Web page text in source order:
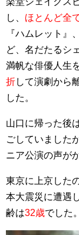
し、 ほとんど全
『ハムレット』
ど、名だたるシ
満帆な俳優人生
折して演劇から
した。
山口に帰った後
ごしていました
ニア公演の声が
東京に上京した
本大震災に遭遇
齢は32歳でした。